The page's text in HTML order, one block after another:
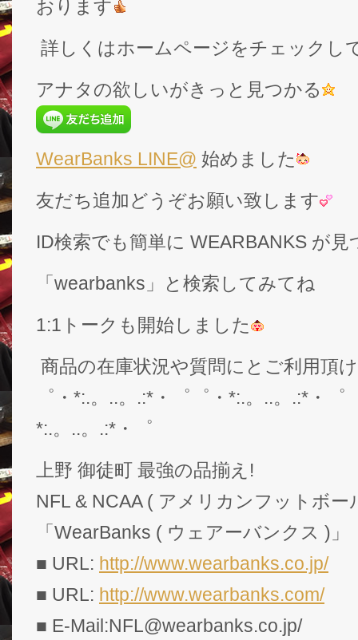
おります
詳しくはホームページをチェックし
アナタの欲しいがきっと見つかる
WearBanks LINE@ 始めました
友だち追加どうぞお願い致します
ID検索でも簡単に WEARBANKS が
「wearbanks」と検索してみてね
1:1トークも開始しました
商品の在庫状況や質問にとご利用頂
゜・*:.。..。.:*・゜゜・*:.。..。.:*・
*:.。..。.:*・゜
上野 御徒町 最強の品揃え!
NFL & NCAA ( アメリカンフットボー
「WearBanks ( ウェアーバンクス )」
■ URL: http://www.wearbanks.co.jp/
■ URL: http://www.wearbanks.com/
■ E-Mail:NFL@wearbanks.co.jp/